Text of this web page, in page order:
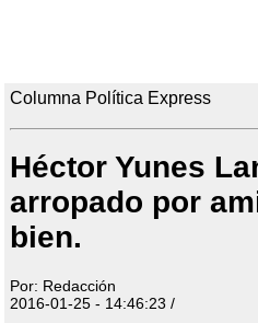
Columna Política Express
Héctor Yunes
arropado por
bien.
Por: Redacción
2016-01-25 - 14:46:23 /